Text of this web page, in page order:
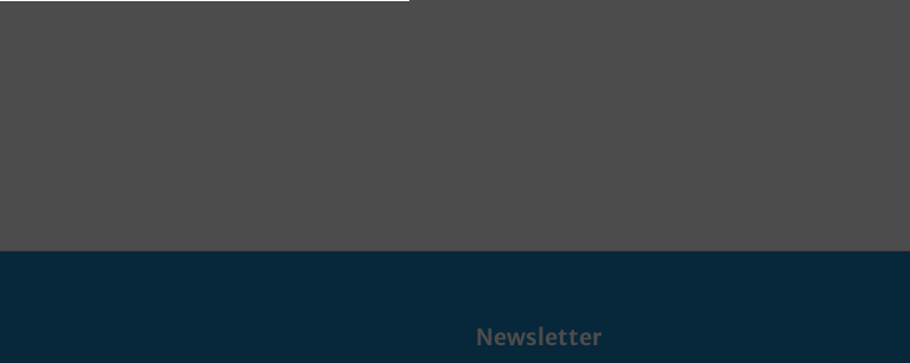
Newsletter